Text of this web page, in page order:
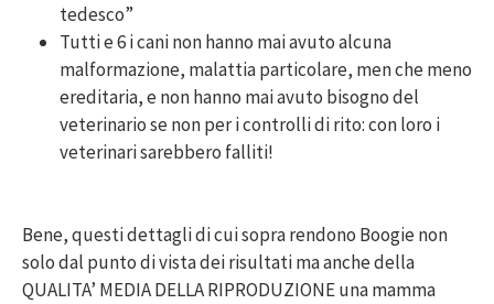
tedesco”
Tutti e 6 i cani non hanno mai avuto alcuna
malformazione, malattia particolare, men che meno
ereditaria, e non hanno mai avuto bisogno del
veterinario se non per i controlli di rito: con loro i
veterinari sarebbero falliti!
Bene, questi dettagli di cui sopra rendono Boogie non
solo dal punto di vista dei risultati ma anche della
QUALITA’ MEDIA DELLA RIPRODUZIONE una mamma